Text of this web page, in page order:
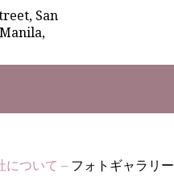
San
について – フォトギャラリー